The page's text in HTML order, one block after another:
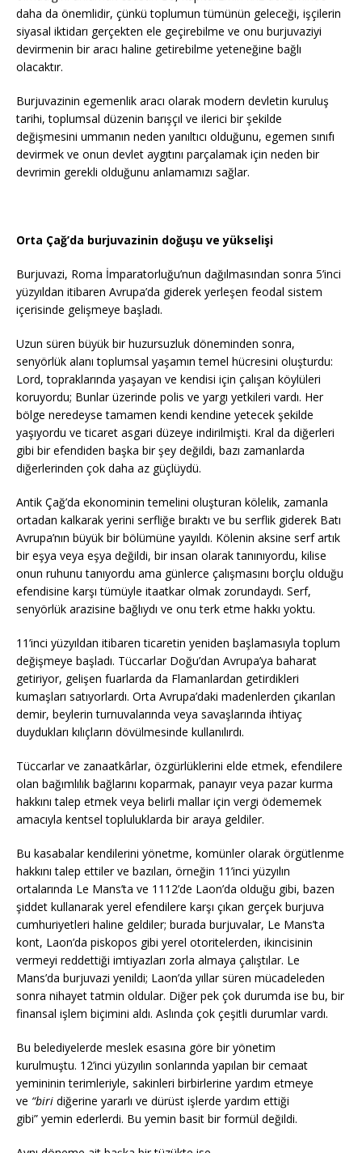
daha da önemlidir, çünkü toplumun tümünün geleceği, işçilerin
siyasal iktidarı gerçekten ele geçirebilme ve onu burjuvaziyi
devirmenin bir aracı haline getirebilme yeteneğine bağlı
olacaktır.
Burjuvazinin egemenlik aracı olarak modern devletin kuruluş
tarihi, toplumsal düzenin barışçıl ve ilerici bir şekilde
değişmesini ummanın neden yanıltıcı olduğunu, egemen sınıfı
devirmek ve onun devlet aygıtını parçalamak için neden bir
devrimin gerekli olduğunu anlamamızı sağlar.
Orta Çağ’da burjuvazinin doğuşu ve yükselişi
Burjuvazi, Roma İmparatorluğu’nun dağılmasından sonra 5’inci
yüzyıldan itibaren Avrupa’da giderek yerleşen feodal sistem
içerisinde gelişmeye başladı.
Uzun süren büyük bir huzursuzluk döneminden sonra,
senyörlük alanı toplumsal yaşamın temel hücresini oluşturdu:
Lord, topraklarında yaşayan ve kendisi için çalışan köylüleri
koruyordu; Bunlar üzerinde polis ve yargı yetkileri vardı. Her
bölge neredeyse tamamen kendi kendine yetecek şekilde
yaşıyordu ve ticaret asgari düzeye indirilmişti. Kral da diğerleri
gibi bir efendiden başka bir şey değildi, bazı zamanlarda
diğerlerinden çok daha az güçlüydü.
Antik Çağ’da ekonominin temelini oluşturan kölelik, zamanla
ortadan kalkarak yerini serfliğe bıraktı ve bu serflik giderek Batı
Avrupa’nın büyük bir bölümüne yayıldı. Kölenin aksine serf artık
bir eşya veya eşya değildi, bir insan olarak tanınıyordu, kilise
onun ruhunu tanıyordu ama günlerce çalışmasını borçlu olduğu
efendisine karşı tümüyle itaatkar olmak zorundaydı. Serf,
senyörlük arazisine bağlıydı ve onu terk etme hakkı yoktu.
11’inci yüzyıldan itibaren ticaretin yeniden başlamasıyla toplum
değişmeye başladı. Tüccarlar Doğu’dan Avrupa’ya baharat
getiriyor, gelişen fuarlarda da Flamanlardan getirdikleri
kumaşları satıyorlardı. Orta Avrupa’daki madenlerden çıkarılan
demir, beylerin turnuvalarında veya savaşlarında ihtiyaç
duydukları kılıçların dövülmesinde kullanılırdı.
Tüccarlar ve zanaatkârlar, özgürlüklerini elde etmek, efendilere
olan bağımlılık bağlarını koparmak, panayır veya pazar kurma
hakkını talep etmek veya belirli mallar için vergi ödememek
amacıyla kentsel topluluklarda bir araya geldiler.
Bu kasabalar kendilerini yönetme, komünler olarak örgütlenme
hakkını talep ettiler ve bazıları, örneğin 11’inci yüzyılın
ortalarında Le Mans’ta ve 1112’de Laon’da olduğu gibi, bazen
şiddet kullanarak yerel efendilere karşı çıkan gerçek burjuva
cumhuriyetleri haline geldiler; burada burjuvalar, Le Mans’ta
kont, Laon’da piskopos gibi yerel otoritelerden, ikincisinin
vermeyi reddettiği imtiyazları zorla almaya çalıştılar. Le
Mans’da burjuvazi yenildi; Laon’da yıllar süren mücadeleden
sonra nihayet tatmin oldular. Diğer pek çok durumda ise bu, bir
finansal işlem biçimini aldı. Aslında çok çeşitli durumlar vardı.
Bu belediyelerde meslek esasına göre bir yönetim
kurulmuştu. 12’inci yüzyılın sonlarında yapılan bir cemaat
yemininin terimleriyle, sakinleri birbirlerine yardım etmeye
ve “biri diğerine yararlı ve dürüst işlerde yardım ettiği
gibi” yemin ederlerdi. Bu yemin basit bir formül değildi.